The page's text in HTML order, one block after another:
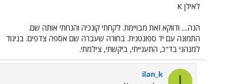
לאילן K
הנה.... ודווקא זאת מבויימת. לקחתי קונכיה והנחתי אותה שם.
התמונה עם יד ספונטנית. בחורה שעברה שם אספה צדפים. בניגוד
למנהגי בד"כ, התענייתי, ביקשתי, צילמתי.
I
ilan_k